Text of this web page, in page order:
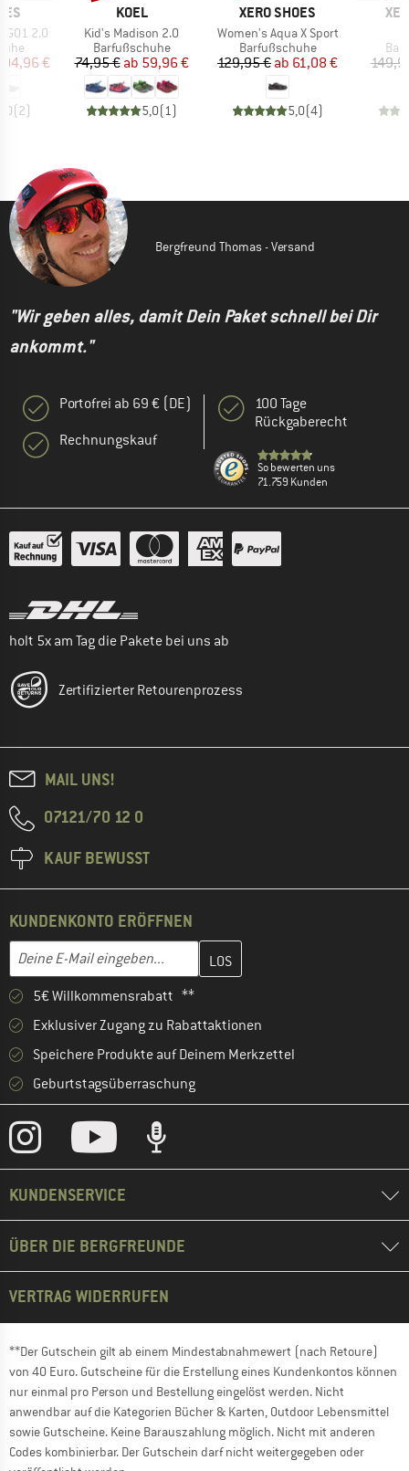
GO1 2.0
Preis
€
(2)
MARKE
KOEL
Artikel
Kid's Madison 2.0
Produktgruppe
Barfußschuhe
Preis
74,95 € reduzierter Preis
ab 59,96 €
5,0(1)
MARKE
XERO SHOES
Artikel
Women's Aqua X Sport
Produktgruppe
Barfußschuhe
Preis
129,95 € reduzierter Preis
ab 61,08 €
5,0(4)
Bergfreund Thomas - Versand
"Wir geben alles, damit Dein Paket schnell bei Dir
ankommt."
Portofrei ab 69 € (DE)
Rechnungskauf
100 Tage
Rückgaberecht
So bewerten uns
71.759 Kunden
holt 5x am Tag die Pakete bei uns ab
Zertifizierter Retourenprozess
MAIL UNS!
07121/70 12 0
KAUF BEWUSST
KUNDENKONTO ERÖFFNEN
E-Mail-Adresse
Gib hier deine E-Mail-Adresse ein und erstelle im nächsten
5€ Willkommensrabatt **
Exklusiver Zugang zu Rabattaktionen
Speichere Produkte auf Deinem Merkzettel
Geburtstagsüberraschung
KUNDENSERVICE
ÜBER DIE BERGFREUNDE
VERTRAG WIDERRUFEN
**Der Gutschein gilt ab einem Mindestabnahmewert (nach Retoure)
von 40 Euro. Gutscheine für die Erstellung eines Kundenkontos können
nur einmal pro Person und Bestellung eingelöst werden. Nicht
anwendbar auf die Kategorien Bücher & Karten, Outdoor Lebensmittel
sowie Gutscheine. Keine Barauszahlung möglich. Nicht mit anderen
Codes kombinierbar. Der Gutschein darf nicht weitergegeben oder